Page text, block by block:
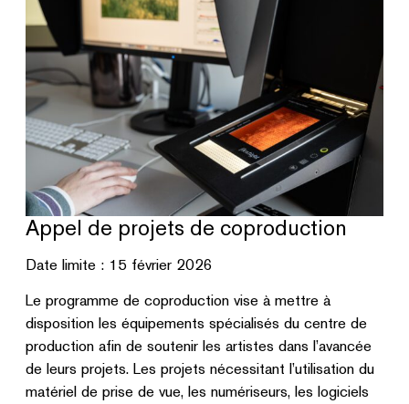
Appel de projets de coproduction
Date limite : 15 février 2026
Le programme de coproduction vise à mettre à
disposition les équipements spécialisés du centre de
production afin de soutenir les artistes dans l’avancée
de leurs projets. Les projets nécessitant l’utilisation du
matériel de prise de vue, les numériseurs, les logiciels